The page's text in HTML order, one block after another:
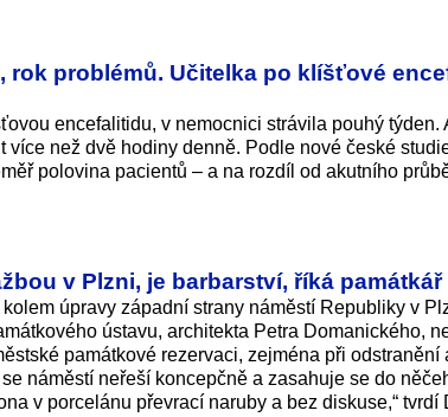
rok problémů. Učitelka po klíšťové
encefalitidu, v nemocnici strávila pouhý týden.
více než dvě hodiny denně. Podle nové české
polovina pacientů – a na rozdíl od akutního
v Plzni, je barbarství, říká památkář
úpravy západní strany náměstí Republiky v
ústavu, architekta Petra Domanického,
památkové rezervaci, zejména při
náměstí neřeší koncepčně a zasahuje se do
v porcelánu převrací naruby a bez diskuse,“ tvrdí